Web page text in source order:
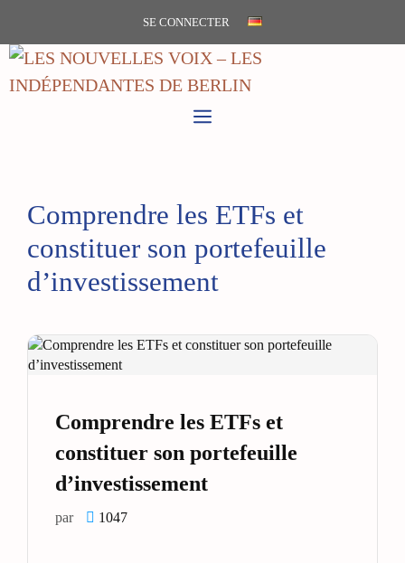
au
contenu
SE CONNECTER
MENU
Comprendre les ETFs et
constituer son portefeuille
d’investissement
Comprendre les ETFs et
constituer son portefeuille
d’investissement
par 1047